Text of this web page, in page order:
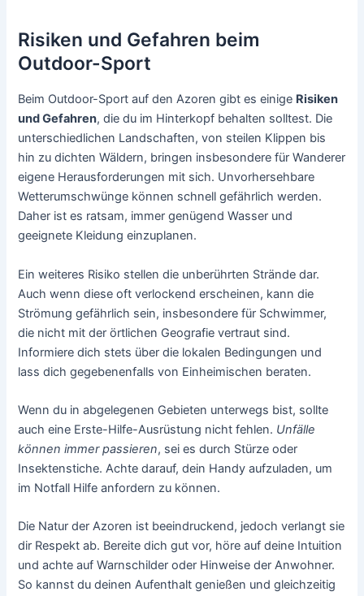
Risiken und Gefahren beim
Outdoor-Sport
Beim Outdoor-Sport auf den Azoren gibt es einige Risiken
und Gefahren, die du im Hinterkopf behalten solltest. Die
unterschiedlichen Landschaften, von steilen Klippen bis
hin zu dichten Wäldern, bringen insbesondere für Wanderer
eigene Herausforderungen mit sich. Unvorhersehbare
Wetterumschwünge können schnell gefährlich werden.
Daher ist es ratsam, immer genügend Wasser und
geeignete Kleidung einzuplanen.
Ein weiteres Risiko stellen die unberührten Strände dar.
Auch wenn diese oft verlockend erscheinen, kann die
Strömung gefährlich sein, insbesondere für Schwimmer,
die nicht mit der örtlichen Geografie vertraut sind.
Informiere dich stets über die lokalen Bedingungen und
lass dich gegebenenfalls von Einheimischen beraten.
Wenn du in abgelegenen Gebieten unterwegs bist, sollte
auch eine Erste-Hilfe-Ausrüstung nicht fehlen. Unfälle
können immer passieren, sei es durch Stürze oder
Insektenstiche. Achte darauf, dein Handy aufzuladen, um
im Notfall Hilfe anfordern zu können.
Die Natur der Azoren ist beeindruckend, jedoch verlangt sie
dir Respekt ab. Bereite dich gut vor, höre auf deine Intuition
und achte auf Warnschilder oder Hinweise der Anwohner.
So kannst du deinen Aufenthalt genießen und gleichzeitig